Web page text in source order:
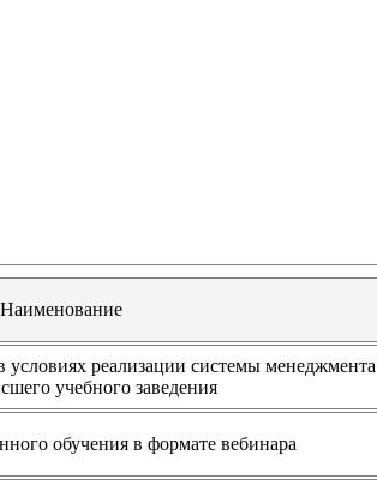
Наименование
условиях реализации системы менеджмента
учебного заведения
обучения в формате вебинара